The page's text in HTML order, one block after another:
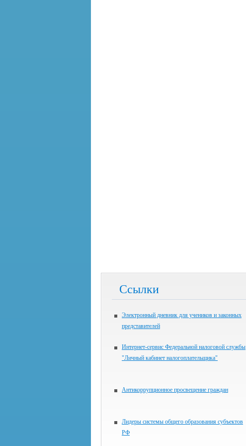
Ссылки
Электронный дневник для учеников и законных
представителей
Интернет-сервис Федеральной налоговой службы
"Личный кабинет налогоплательщика"
Антикоррупционное просвещение граждан
Лидеры системы общего образования субъектов
РФ